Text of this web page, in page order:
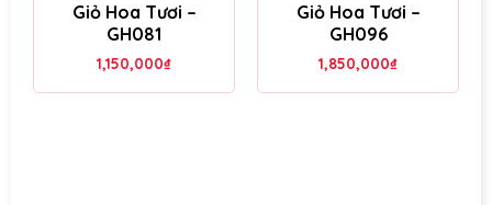
Giỏ Hoa Tươi –
GH081
1,150,000₫
Giỏ Hoa Tươi –
GH096
1,850,000₫